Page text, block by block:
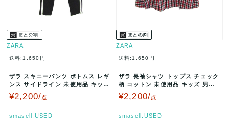
ZARA
送料:1,650円
ザラ スキニーパンツ ボトムス レギ
ンス サイドライン 未使用品 キッズ
女の子用 9サイズ ブラッ…
¥2,200/点
smasell.USED
ZARA
送料:1,650円
ザラ 長袖シャツ トップス チェック
柄 コットン 未使用品 キッズ 男の
子用 118cmサイズ マル…
¥2,200/点
smasell.USED